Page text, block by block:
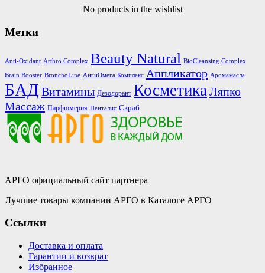
No products in the wishlist
Метки
Anti-Oxidant Arthro Complex Beauty Natural BioCleansing Complex
Brain Booster BronchoLine АнгиОмега Комплекс Аппликатор Аромамасла
БАД Витамины Дезодорант Косметика Ляпко
Массаж Парфюмерия Пенталис Скраб
АРГО официальный сайт партнера
Лучшие товары компании АРГО в Каталоге АРГО
Ссылки
Доставка и оплата
Гарантии и возврат
Избранное